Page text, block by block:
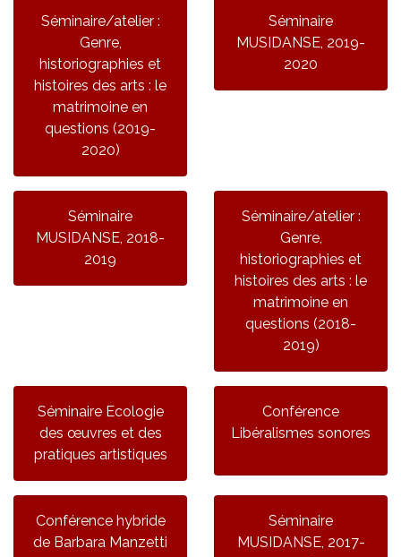
Séminaire/atelier :
Genre,
historiographies et
histoires des arts : le
matrimoine en
questions (2019-
2020)
Séminaire
MUSIDANSE, 2019-
2020
Séminaire
MUSIDANSE, 2018-
2019
Séminaire/atelier :
Genre,
historiographies et
histoires des arts : le
matrimoine en
questions (2018-
2019)
Séminaire Ecologie
des œuvres et des
pratiques artistiques
Conférence
Libéralismes sonores
Conférence hybride
de Barbara Manzetti
Séminaire
MUSIDANSE, 2017-